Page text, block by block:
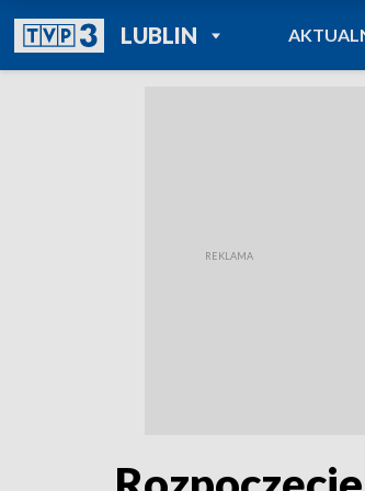
LUBLINPOWRÓT DO
TVP REGIONY